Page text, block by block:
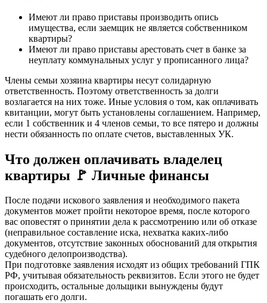
Имеют ли право приставы производить опись
имущества, если заемщик не является собственником
квартиры?
Имеют ли право приставы арестовать счет в банке за
неуплату коммунальных услуг у прописанного лица?
Члены семьи хозяина квартиры несут солидарную
ответственность. Поэтому ответственность за долги
возлагается на них тоже. Иные условия о том, как оплачивать
квитанции, могут быть установлены соглашением. Например,
если 1 собственник и 4 членов семьи, то все пятеро и должны
нести обязанность по оплате счетов, выставленных УК.
Что должен оплачивать владелец
квартиры 🚩 Личные финансы
После подачи искового заявления и необходимого пакета
документов может пройти некоторое время, после которого
вас оповестят о принятии дела к рассмотрению или об отказе
(неправильное составление иска, нехватка каких-либо
документов, отсутствие законных обоснований для открытия
судебного делопроизводства).
При подготовке заявления исходят из общих требований ГПК
РФ, учитывая обязательность реквизитов. Если этого не будет
происходить, остальные дольщики вынуждены будут
погашать его долги.